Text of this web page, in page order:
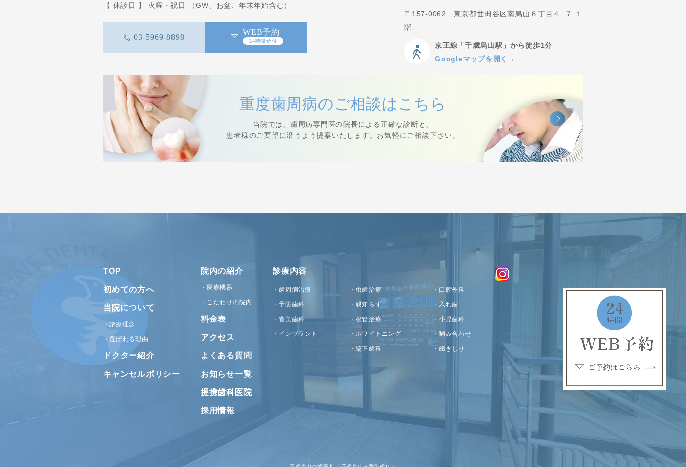
【 休診日 】 火曜・祝日 （GW、お盆、年末年始含む）
03-5969-8898
WEB予約
24時間受付
〒157-0062 東京都世田谷区南烏山６丁目４−７ １
階
京王線「千歳烏山駅」から徒歩1分
Googleマップを開く→
重度歯周病のご相談はこちら
当院では、⻭周病専⾨医の院⻑による正確な診断と、
患者様のご要望に沿うよう提案いたします。 お気軽にご相談下さい。
TOP
初めての方へ
当院について
診療理念
選ばれる理由
ドクター紹介
キャンセルポリシー
院内の紹介
医療機器
こだわりの院内
料金表
アクセス
よくある質問
お知らせ一覧
提携歯科医院
採用情報
診療内容
歯周病治療
予防歯科
審美歯科
インプラント
虫歯治療
親知らず
根管治療
ホワイトニング
矯正歯科
口腔外科
入れ歯
小児歯科
噛み合わせ
歯ぎしり